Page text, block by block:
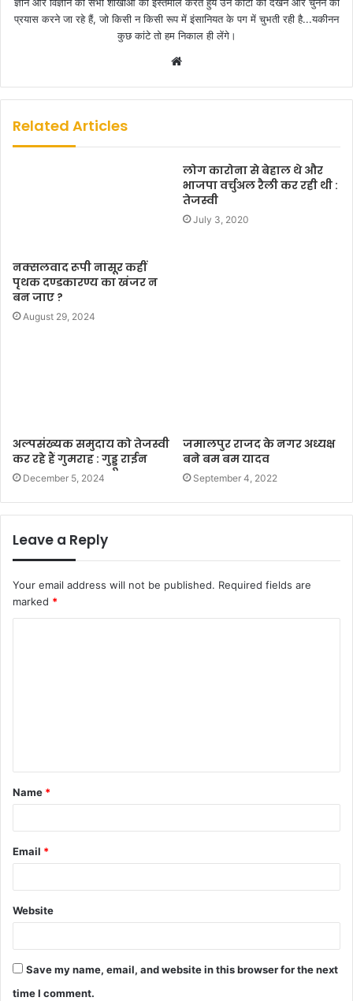
प्रयास करने जा रहे हैं, जो किसी न किसी रूप में इंसानियत के पग में चुभती रही है...यकीनन
कुछ कांटे तो हम निकाल ही लेंगे।
b
e
Related Articles
नक्सलवाद रूपी नासूर कहीं
पृथक दण्डकारण्य का खंजर न
बन जाए ?
August 29, 2024
लोग कारोना से बेहाल थे और
भाजपा वर्चुअल रैली कर रही थी :
तेजस्वी
July 3, 2020
अल्पसंख्यक समुदाय को तेजस्वी
कर रहे हैं गुमराह : गुड्डू राईन
December 5, 2024
जमालपुर राजद के नगर अध्यक्ष
बने बम बम यादव
September 4, 2022
Leave a Reply
Your email address will not be published. Required fields are
marked *
t
*
Name *
Email *
Website
Save my name, email, and website in this browser for the next
time I comment.